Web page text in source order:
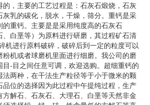
的，主要的工艺过程是：石灰石煅烧，石灰
灰乳的碳化，脱水，干燥，筛分。重钙是采
的重钙。主要是是采用纯度高的石灰石
、白垩等）为原料进行研磨，其过程矿石清
机进行原料破碎，破碎后到一定的粒度可以
粉机或者球磨机里面进行细磨。我公司的磨
目-目之间任意可调，欢迎选购。超细重钙的
法两种，在干法生产粒径等于小于微米的颗
品位的选择因为此过程中午提纯过程，生产
方解石、石灰石、大理石、白垩等天然非金